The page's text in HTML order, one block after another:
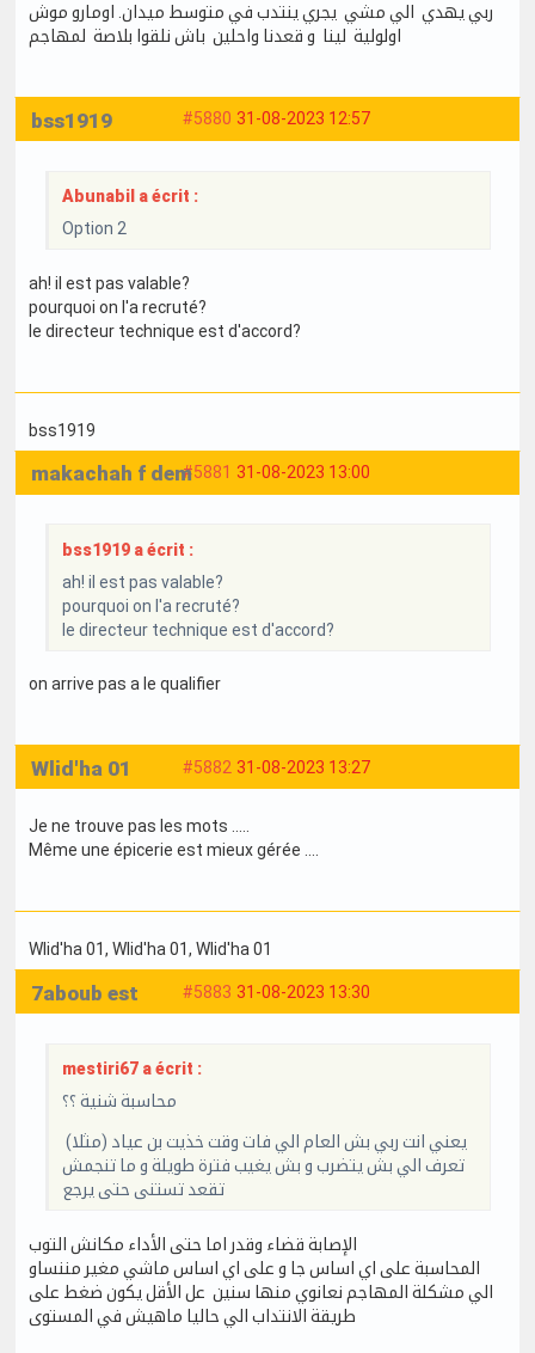
ربي يهدي الي مشي يجري ينتدب في متوسط ميدان. اومارو موش
اولولية لينا و قعدنا واحلين باش نلقوا بلاصة لمهاجم
#5880 31-08-2023 12:57
bss1919
Abunabil a écrit :
Option 2
ah! il est pas valable?
pourquoi on l'a recruté?
le directeur technique est d'accord?
bss1919
#5881 31-08-2023 13:00
makachah f dem
bss1919 a écrit :
ah! il est pas valable?
pourquoi on l'a recruté?
le directeur technique est d'accord?
on arrive pas a le qualifier
#5882 31-08-2023 13:27
Wlid'ha 01
Je ne trouve pas les mots .....
Même une épicerie est mieux gérée ....
Wlid'ha 01, Wlid'ha 01, Wlid'ha 01
#5883 31-08-2023 13:30
7aboub est
mestiri67 a écrit :
محاسبة شنية ؟؟
يعني انت ربي بش العام الي فات وقت خذيت بن عياد (مثلا)
تعرف الي بش يتضرب و بش يغيب فترة طويلة و ما تنجمش
تقعد تستنى حتى يرجع
الإصابة قضاء وقدر اما حتى الأداء مكانش التوب
المحاسبة على اي اساس جا و على اي اساس ماشي مغير مننساو
الي مشكلة المهاجم نعانوي منها سنين عل الأقل يكون ضغط على
طريقة الانتداب الي حاليا ماهيش في المستوى